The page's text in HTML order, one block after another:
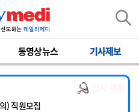
동영상뉴스 기사제보
집
임기제 임상의사 채용
급전담) 계약직 의사 공개채용
) 직원모집